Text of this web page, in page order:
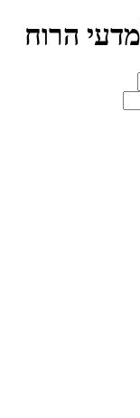
הרוח